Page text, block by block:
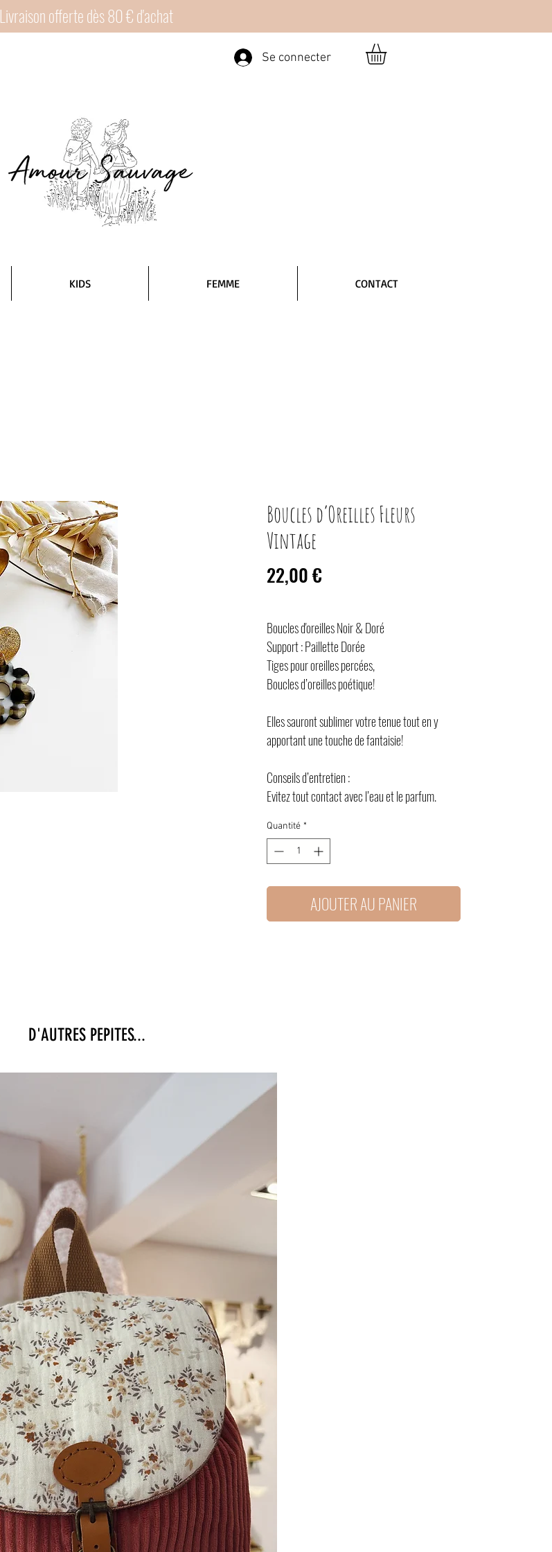
Se connecter
Livraison offerte dès 80 € d'achat
KIDS FEMME CONTACT
Boucles d’Oreilles Fleurs
Vintage
22,00 €
Boucles d'oreilles Noir & Doré
Support : Paillette Dorée
Tiges pour oreilles percées,
Boucles d’oreilles poétique!
Elles sauront sublimer votre tenue tout en y
apportant une touche de fantaisie!
Conseils d’entretien :
Evitez tout contact avec l’eau et le parfum.
Quantité *
AJOUTER AU PANIER
D'AUTRES PEPITES...